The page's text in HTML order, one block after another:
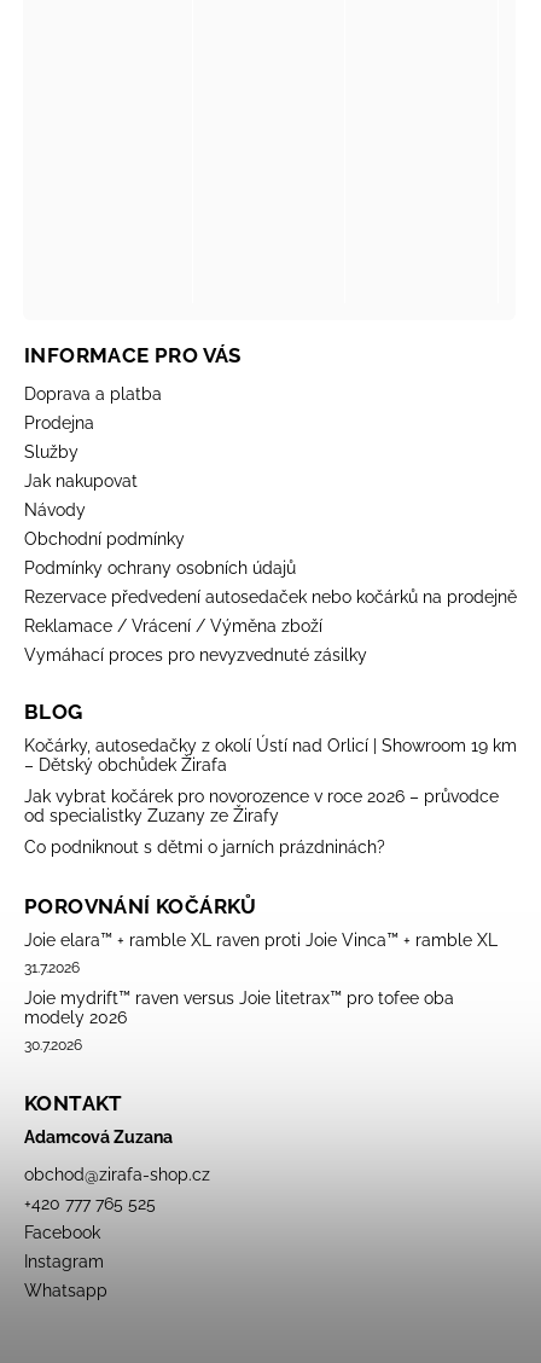
INFORMACE PRO VÁS
Doprava a platba
Prodejna
Služby
Jak nakupovat
Návody
Obchodní podmínky
Podmínky ochrany osobních údajů
Rezervace předvedení autosedaček nebo kočárků na prodejně
Reklamace / Vrácení / Výměna zboží
Vymáhací proces pro nevyzvednuté zásilky
BLOG
Kočárky, autosedačky z okolí Ústí nad Orlicí | Showroom 19 km
– Dětský obchůdek Žirafa
Jak vybrat kočárek pro novorozence v roce 2026 – průvodce
od specialistky Zuzany ze Žirafy
Co podniknout s dětmi o jarních prázdninách?
POROVNÁNÍ KOČÁRKŮ
Joie elara™ + ramble XL raven proti Joie Vinca™ + ramble XL
31.7.2026
Joie mydrift™ raven versus Joie litetrax™ pro tofee oba
modely 2026
30.7.2026
KONTAKT
Adamcová Zuzana
obchod@zirafa-shop.cz
+420 777 765 525
Facebook
Instagram
Whatsapp